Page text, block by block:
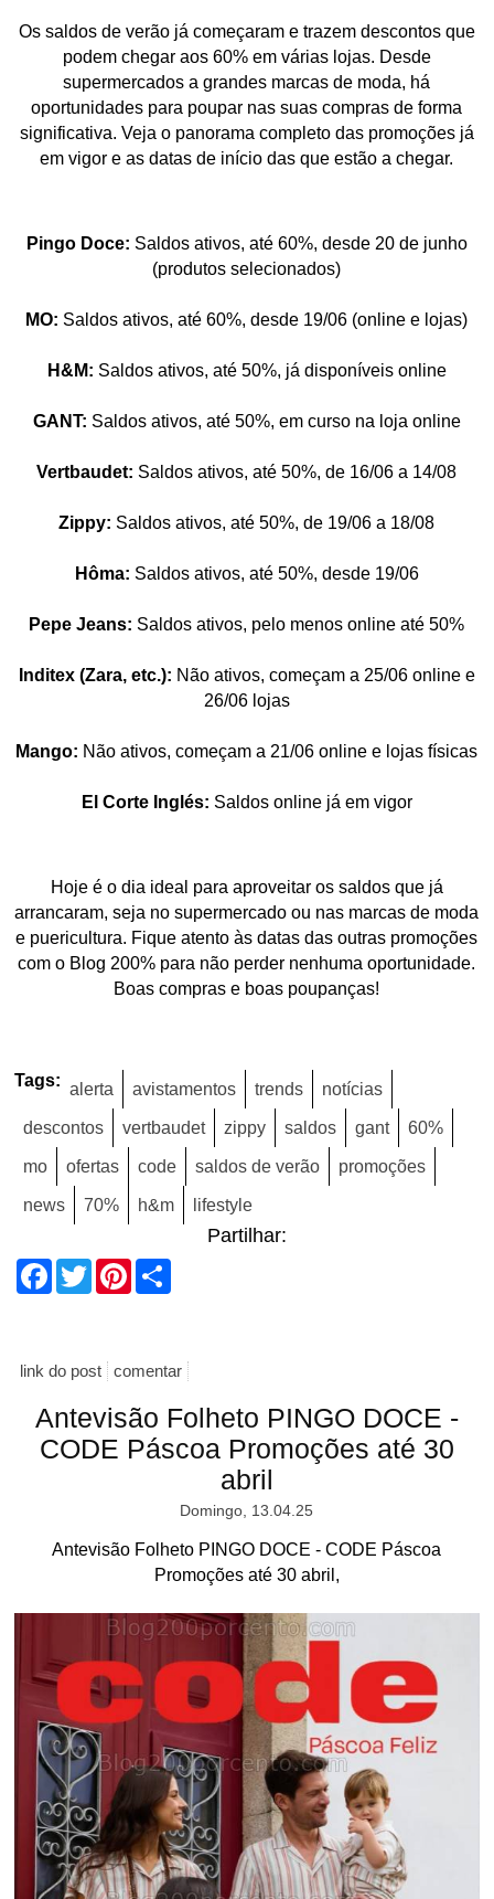
Os saldos de verão já começaram e trazem descontos que
podem chegar aos 60% em várias lojas. Desde
supermercados a grandes marcas de moda, há
oportunidades para poupar nas suas compras de forma
significativa. Veja o panorama completo das promoções já
em vigor e as datas de início das que estão a chegar.
Pingo Doce: Saldos ativos, até 60%, desde 20 de junho
(produtos selecionados)
MO: Saldos ativos, até 60%, desde 19/06 (online e lojas)
H&M: Saldos ativos, até 50%, já disponíveis online
GANT: Saldos ativos, até 50%, em curso na loja online
Vertbaudet: Saldos ativos, até 50%, de 16/06 a 14/08
Zippy: Saldos ativos, até 50%, de 19/06 a 18/08
Hôma: Saldos ativos, até 50%, desde 19/06
Pepe Jeans: Saldos ativos, pelo menos online até 50%
Inditex (Zara, etc.): Não ativos, começam a 25/06 online e
26/06 lojas
Mango: Não ativos, começam a 21/06 online e lojas físicas
El Corte Inglés: Saldos online já em vigor
Hoje é o dia ideal para aproveitar os saldos que já
arrancaram, seja no supermercado ou nas marcas de moda
e puericultura. Fique atento às datas das outras promoções
com o Blog 200% para não perder nenhuma oportunidade.
Boas compras e boas poupanças!
Tags: alerta avistamentos trends notícias
descontos vertbaudet zippy saldos gant 60%
mo ofertas code saldos de verão promoções
news 70% h&m lifestyle
Partilhar:
Facebook
TwitterPinterest
link do post comentar
Antevisão Folheto PINGO DOCE -
CODE Páscoa Promoções até 30
abril
Domingo, 13.04.25
Antevisão Folheto PINGO DOCE - CODE Páscoa
Promoções até 30 abril,